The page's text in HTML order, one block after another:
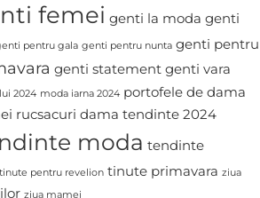
femei genti la moda genti
pentru gala genti pentru nunta genti pentru
genti statement genti vara
2024 moda iarna 2024 portofele de dama
rucsacuri dama tendinte 2024
moda tendinte
tinute pentru revelion tinute primavara ziua
ziua mamei